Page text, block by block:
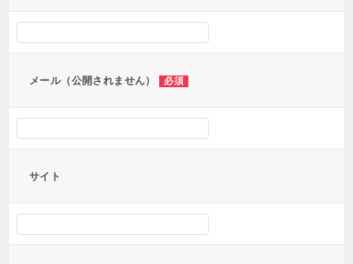
メール（公開されません） 必須
サイト